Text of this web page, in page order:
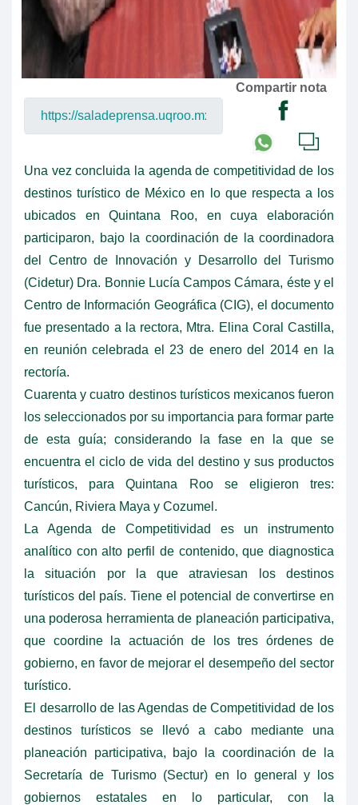
Compartir nota
Una vez concluida la agenda de competitividad de los
destinos turístico de México en lo que respecta a los
ubicados en Quintana Roo, en cuya elaboración
participaron, bajo la coordinación de la coordinadora
del Centro de Innovación y Desarrollo del Turismo
(Cidetur) Dra. Bonnie Lucía Campos Cámara, éste y el
Centro de Información Geográfica (CIG), el documento
fue presentado a la rectora, Mtra. Elina Coral Castilla,
en reunión celebrada el 23 de enero del 2014 en la
rectoría.
Cuarenta y cuatro destinos turísticos mexicanos fueron
los seleccionados por su importancia para formar parte
de esta guía; considerando la fase en la que se
encuentra el ciclo de vida del destino y sus productos
turísticos, para Quintana Roo se eligieron tres:
Cancún, Riviera Maya y Cozumel.
La Agenda de Competitividad es un instrumento
analítico con alto perfil de contenido, que diagnostica
la situación por la que atraviesan los destinos
turísticos del país. Tiene el potencial de convertirse en
una poderosa herramienta de planeación participativa,
que coordine la actuación de los tres órdenes de
gobierno, en favor de mejorar el desempeño del sector
turístico.
El desarrollo de las Agendas de Competitividad de los
destinos turísticos se llevó a cabo mediante una
planeación participativa, bajo la coordinación de la
Secretaría de Turismo (Sectur) en lo general y los
gobiernos estatales en lo particular, con la